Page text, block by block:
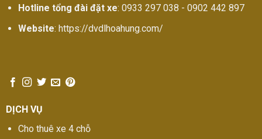
Hotline tổng đài đặt xe: 0933 297 038 - 0902 442 897
Website: https://dvdlhoahung.com/
DỊCH VỤ
Cho thuê xe 4 chỗ